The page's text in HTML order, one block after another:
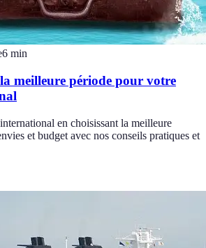
6 min
meilleure période pour votre
en choisissant la meilleure
et budget avec nos conseils pratiques et